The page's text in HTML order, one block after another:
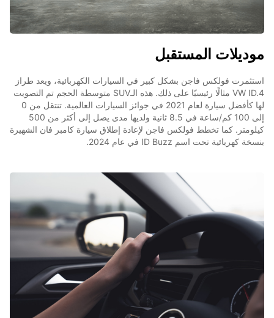
موديلات المستقبل
استثمرت فولكس فاجن بشكل كبير في السيارات الكهربائية، ويعد طراز
VW ID.4 مثالًا رئيسيًا على ذلك. هذه الـSUV متوسطة الحجم تم التصويت
لها كأفضل سيارة لعام 2021 في جوائز السيارات العالمية. تنتقل من 0
إلى 100 كم/ساعة في 8.5 ثانية ولديها مدى يصل إلى أكثر من 500
كيلومتر. كما تخطط فولكس فاجن لإعادة إطلاق سيارة كامبر فان الشهيرة
بنسخة كهربائية تحت اسم ID Buzz في عام 2024.